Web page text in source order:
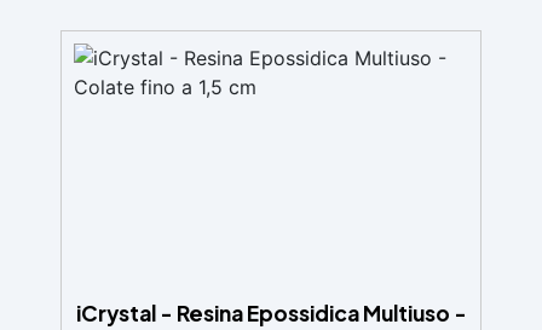
iCrystal - Resina Epossidica Multiuso -